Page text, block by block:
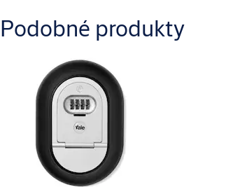
Podobné produkty